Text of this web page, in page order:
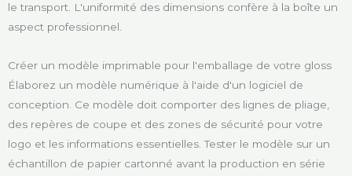
le transport. L'uniformité des dimensions confère à la boîte un
aspect professionnel.
Créer un modèle imprimable pour l'emballage de votre gloss
Élaborez un modèle numérique à l'aide d'un logiciel de
conception. Ce modèle doit comporter des lignes de pliage,
des repères de coupe et des zones de sécurité pour votre
logo et les informations essentielles. Tester le modèle sur un
échantillon de papier cartonné avant la production en série